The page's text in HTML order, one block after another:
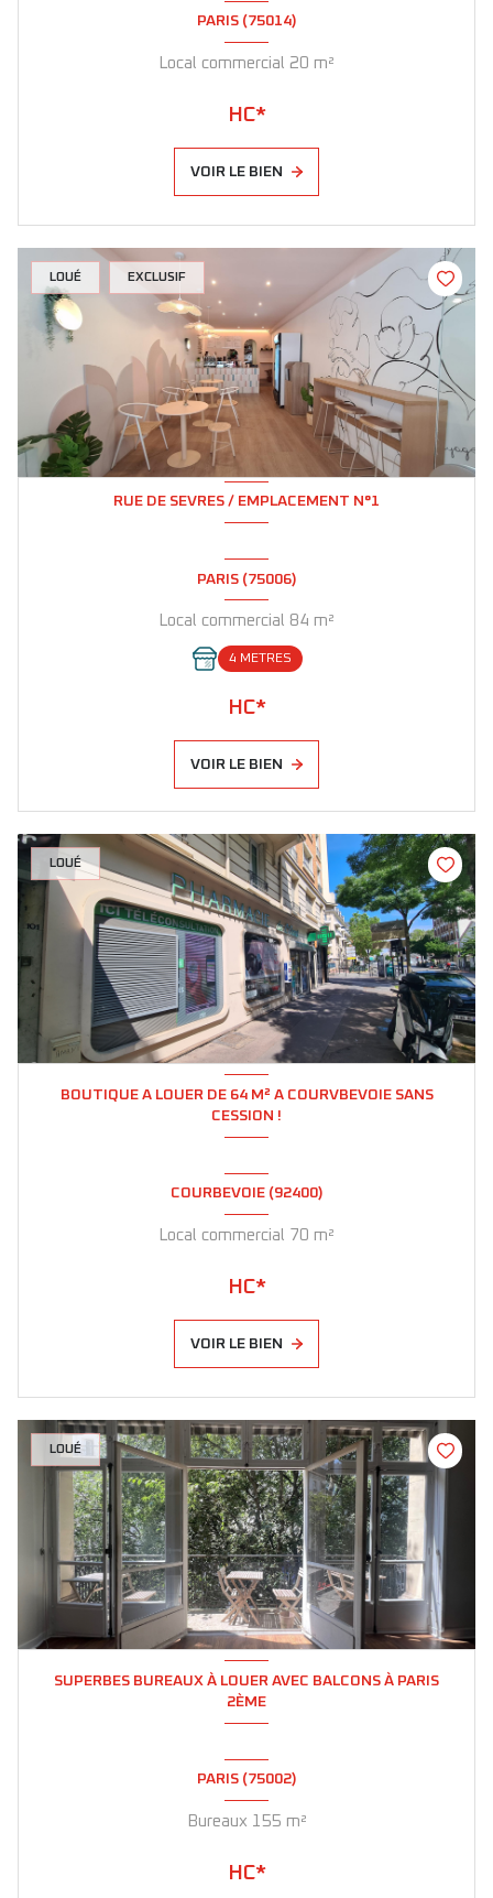
PARIS (75014)
Local commercial 20 m²
HC*
VOIR LE BIEN
LOUÉ EXCLUSIF
RUE DE SEVRES / EMPLACEMENT N°1
PARIS (75006)
Local commercial 84 m²
4 METRES
HC*
VOIR LE BIEN
LOUÉ
BOUTIQUE A LOUER DE 64 M² A COURVBEVOIE SANS
CESSION !
COURBEVOIE (92400)
Local commercial 70 m²
HC*
VOIR LE BIEN
LOUÉ
SUPERBES BUREAUX À LOUER AVEC BALCONS À PARIS
2ÈME
PARIS (75002)
Bureaux 155 m²
HC*